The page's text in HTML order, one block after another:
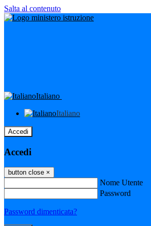
Salta al contenuto
Italiano
Italiano
Accedi
Accedi
button close ×
Nome Utente
Password
Password dimenticata?